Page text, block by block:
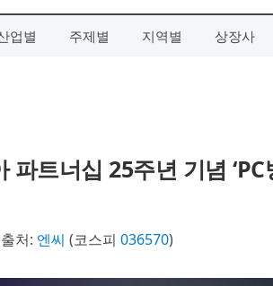
업별 주제별 지역별 상장사
파트너십 25주년 기념
출처: 엔씨 (코스피 036570)